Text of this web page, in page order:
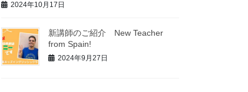
2024年10月17日
新講師のご紹介 New Teacher
from Spain!
2024年9月27日